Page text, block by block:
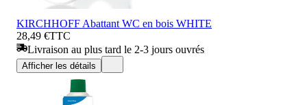
KIRCHHOFF Abattant WC en bois WHITE
28,49 €TTC
Livraison au plus tard le 2-3 jours ouvrés
Afficher les détails